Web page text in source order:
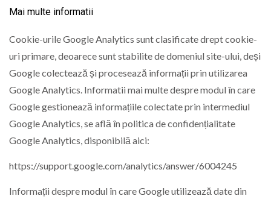
Mai multe informatii
Cookie-urile Google Analytics sunt clasificate drept cookie-
uri primare, deoarece sunt stabilite de domeniul site-ului, deși
Google colectează și procesează informații prin utilizarea
Google Analytics. Informatii mai multe despre modul în care
Google gestionează informațiile colectate prin intermediul
Google Analytics, se află în politica de confidențialitate
Google Analytics, disponibilă aici:
https://support.google.com/analytics/answer/6004245
Informații despre modul în care Google utilizează date din